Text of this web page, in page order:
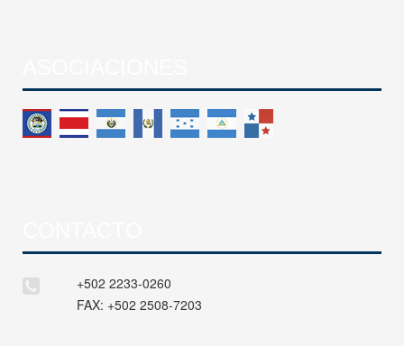
+502 2233-0260
FAX: +502 2508-7203